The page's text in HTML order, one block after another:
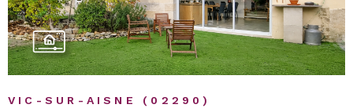
indexés 2021/2022/2023 compris entre 2010€ et 2760€
annuels abonnements compris. Impôts fonciers : 1356€
Risques potentiels sur Géorisques.gouv Rose vous est
présentée par N.Dauteuille , agente commerciale E.I.
immatriculée au RSAC de Soissons sous le numéro
952464998
VIC-SUR-AISNE (02290)